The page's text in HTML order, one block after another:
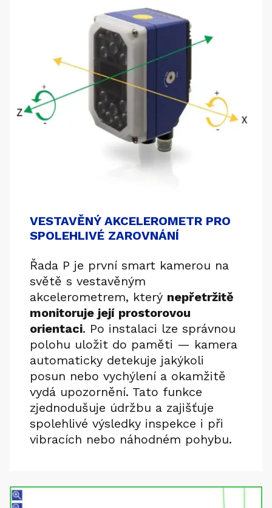
VESTAVĚNÝ AKCELEROMETR PRO
SPOLEHLIVÉ ZAROVNÁNÍ
Řada P je první smart kamerou na
světě s vestavěným
akcelerometrem, který nepřetržitě
monitoruje její prostorovou
orientaci. Po instalaci lze správnou
polohu uložit do paměti — kamera
automaticky detekuje jakýkoli
posun nebo vychýlení a okamžitě
vydá upozornění. Tato funkce
zjednodušuje údržbu a zajišťuje
spolehlivé výsledky inspekce i při
vibracích nebo náhodném pohybu.